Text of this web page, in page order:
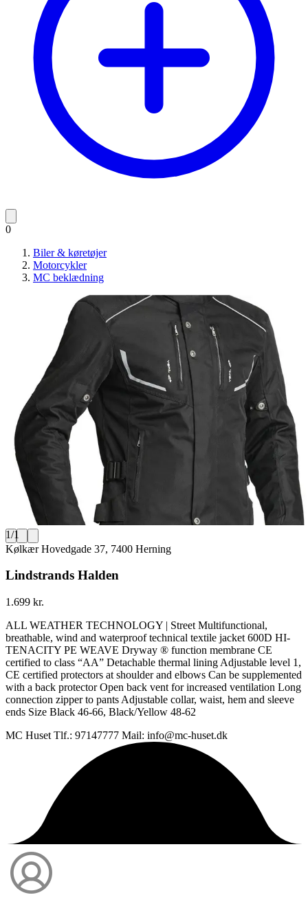
0
Biler & køretøjer
Motorcykler
MC beklædning
1/1
Kølkær Hovedgade 37, 7400 Herning
Lindstrands Halden
1.699 kr.
ALL WEATHER TECHNOLOGY | Street Multifunctional,
breathable, wind and waterproof technical textile jacket 600D HI-
TENACITY PE WEAVE Dryway ® function membrane CE
certified to class “AA” Detachable thermal lining Adjustable level 1,
CE certified protectors at shoulder and elbows Can be supplemented
with a back protector Open back vent for increased ventilation Long
connection zipper to pants Adjustable collar, waist, hem and sleeve
ends Size Black 46-66, Black/Yellow 48-62
MC Huset Tlf.: 97147777 Mail: info@mc-huset.dk